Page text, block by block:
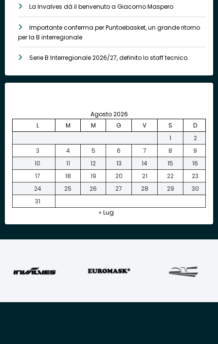
La Invalves dà il benvenuto a Giacomo Maspero
Importante conferma per Puntoebasket, un grande ritorno
per la B interregionale
Serie B Interregionale 2026/27, definito lo staff tecnico.
Agosto 2026
L
M M G V S
D
1
2
3
4 5 6 7 8
9
10
11 12 13 14 15
16
17
18 19 20 21 22
23
24
25 26 27 28 29
30
31
« Lug